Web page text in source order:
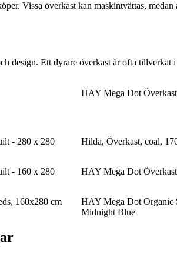
Vissa överkast kan maskintvättas,
design. Ett dyrare överkast är ofta
HAY Mega Dot
- 280 x 280
Hilda, Överkast, coal,
- 160 x 280
HAY Mega Dot
160x280 cm
HAY Mega Dot Organic
Midnight Blue